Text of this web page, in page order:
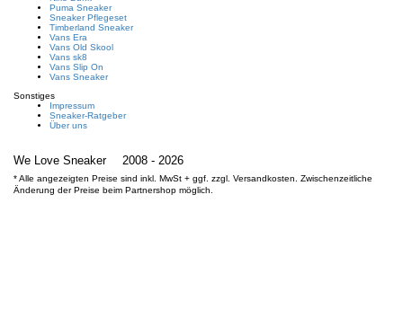
Puma Sneaker
Sneaker Pflegeset
Timberland Sneaker
Vans Era
Vans Old Skool
Vans sk8
Vans Slip On
Vans Sneaker
Sonstiges
Impressum
Sneaker-Ratgeber
Über uns
We Love Sneaker 2008 - 2026
* Alle angezeigten Preise sind inkl. MwSt + ggf. zzgl. Versandkosten. Zwischenzeitliche
Änderung der Preise beim Partnershop möglich.